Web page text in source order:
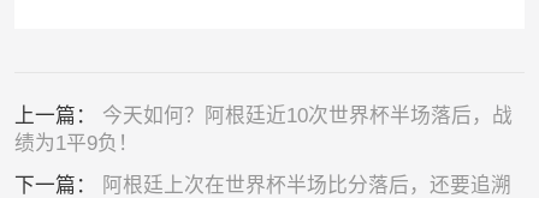
上一篇： 今天如何？阿根廷近10次世界杯半场落后，战
绩为1平9负！
下一篇：
阿根廷上次在世界杯半场比分落后，还要追溯